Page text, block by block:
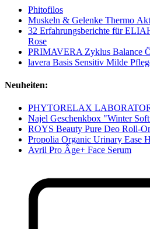
Phitofilos
Muskeln & Gelenke Thermo
32 Erfahrungsberichte für
Rose
PRIMAVERA Zyklus Balance
lavera Basis Sensitiv Milde
Neuheiten:
PHYTORELAX
Najel Geschenkbox "Winter
ROYS Beauty Pure Deo Roll-
Propolia Organic Urinary Ease
Avril Pro Âge+ Face Serum